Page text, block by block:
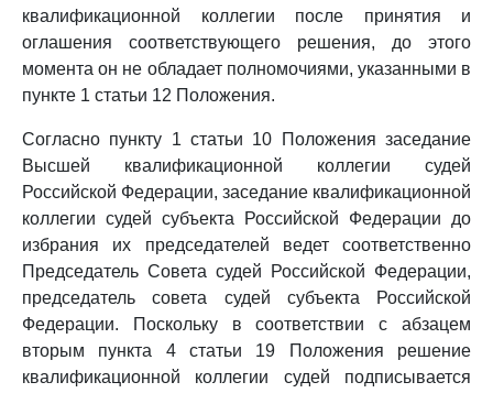
квалификационной коллегии после принятия и
оглашения соответствующего решения, до этого
момента он не обладает полномочиями, указанными в
пункте 1 статьи 12 Положения.
Согласно пункту 1 статьи 10 Положения заседание
Высшей квалификационной коллегии судей
Российской Федерации, заседание квалификационной
коллегии судей субъекта Российской Федерации до
избрания их председателей ведет соответственно
Председатель Совета судей Российской Федерации,
председатель совета судей субъекта Российской
Федерации. Поскольку в соответствии с абзацем
вторым пункта 4 статьи 19 Положения решение
квалификационной коллегии судей подписывается